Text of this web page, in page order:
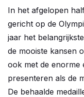
In het afgelopen
gericht op de
jaar het
de mooiste kansen
ook met de enorme
presenteren als de
De behaalde